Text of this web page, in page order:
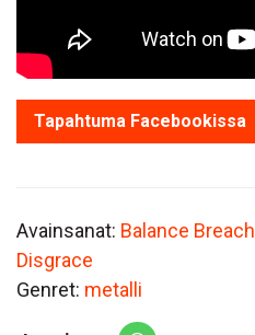
Tapahtuma Facebookissa
Avainsanat: Balance Breach
Disgrace
Genret: metalli